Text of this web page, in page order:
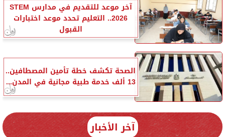
آخر موعد للتقديم في مدارس STEM
2026.. التعليم تحدد موعد اختبارات
القبول
الصحة تكشف خطة تأمين المصطافين..
13 ألف خدمة طبية مجانية في المدن...
آخر الأخبار